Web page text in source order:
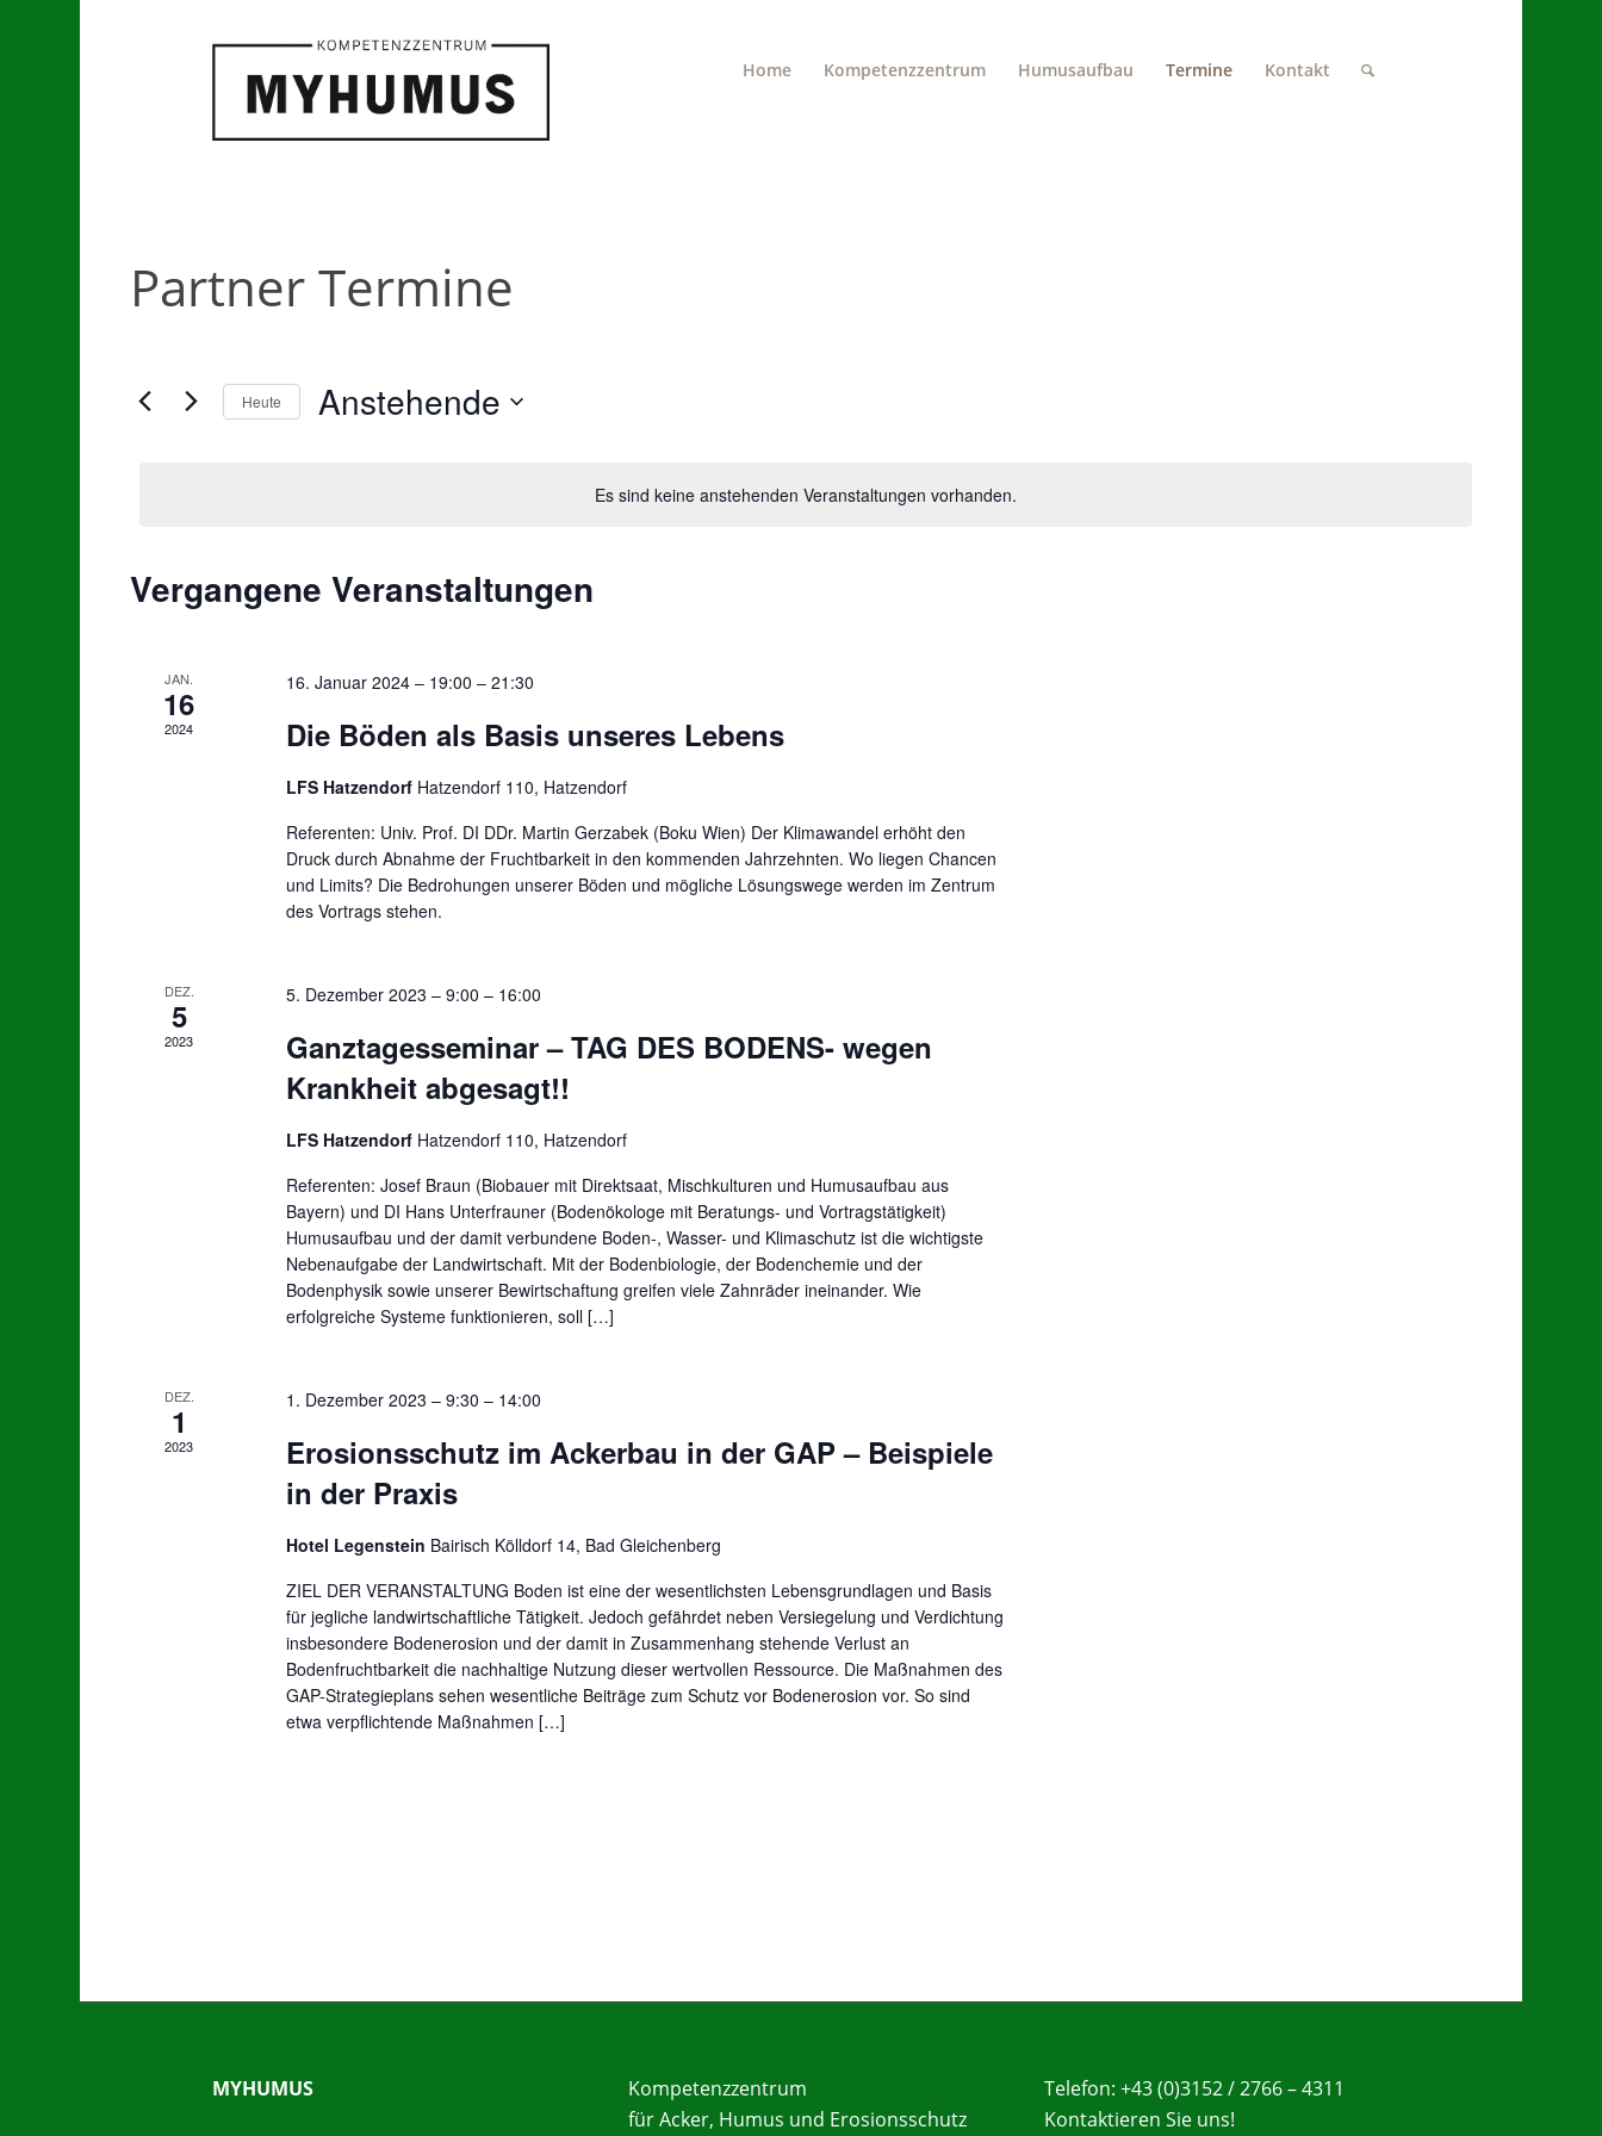
Home Kompetenzzentrum Humusaufbau Termine Kontakt
Partner Termine
Es sind keine anstehenden Veranstaltungen vorhanden.
Heute Anstehende
Vergangene Veranstaltungen
JAN.
16
2024
16. Januar 2024 – 19:00 – 21:30
Die Böden als Basis unseres Lebens
LFS Hatzendorf Hatzendorf 110, Hatzendorf
Referenten: Univ. Prof. DI DDr. Martin Gerzabek (Boku Wien) Der Klimawandel erhöht den
Druck durch Abnahme der Fruchtbarkeit in den kommenden Jahrzehnten. Wo liegen Chancen
und Limits? Die Bedrohungen unserer Böden und mögliche Lösungswege werden im Zentrum
des Vortrags stehen.
DEZ.
5
2023
5. Dezember 2023 – 9:00 – 16:00
Ganztagesseminar – TAG DES BODENS- wegen
Krankheit abgesagt!!
LFS Hatzendorf Hatzendorf 110, Hatzendorf
Referenten: Josef Braun (Biobauer mit Direktsaat, Mischkulturen und Humusaufbau aus
Bayern) und DI Hans Unterfrauner (Bodenökologe mit Beratungs- und Vortragstätigkeit)
Humusaufbau und der damit verbundene Boden-, Wasser- und Klimaschutz ist die wichtigste
Nebenaufgabe der Landwirtschaft. Mit der Bodenbiologie, der Bodenchemie und der
Bodenphysik sowie unserer Bewirtschaftung greifen viele Zahnräder ineinander. Wie
erfolgreiche Systeme funktionieren, soll […]
DEZ.
1
2023
1. Dezember 2023 – 9:30 – 14:00
Erosionsschutz im Ackerbau in der GAP – Beispiele
in der Praxis
Hotel Legenstein Bairisch Kölldorf 14, Bad Gleichenberg
ZIEL DER VERANSTALTUNG Boden ist eine der wesentlichsten Lebensgrundlagen und Basis
für jegliche landwirtschaftliche Tätigkeit. Jedoch gefährdet neben Versiegelung und Verdichtung
insbesondere Bodenerosion und der damit in Zusammenhang stehende Verlust an
Bodenfruchtbarkeit die nachhaltige Nutzung dieser wertvollen Ressource. Die Maßnahmen des
GAP-Strategieplans sehen wesentliche Beiträge zum Schutz vor Bodenerosion vor. So sind
etwa verpflichtende Maßnahmen […]
MYHUMUS
Kompetenzzentrum
für Acker, Humus und Erosionsschutz
Telefon: +43 (0)3152 / 2766 – 4311
Kontaktieren Sie uns!